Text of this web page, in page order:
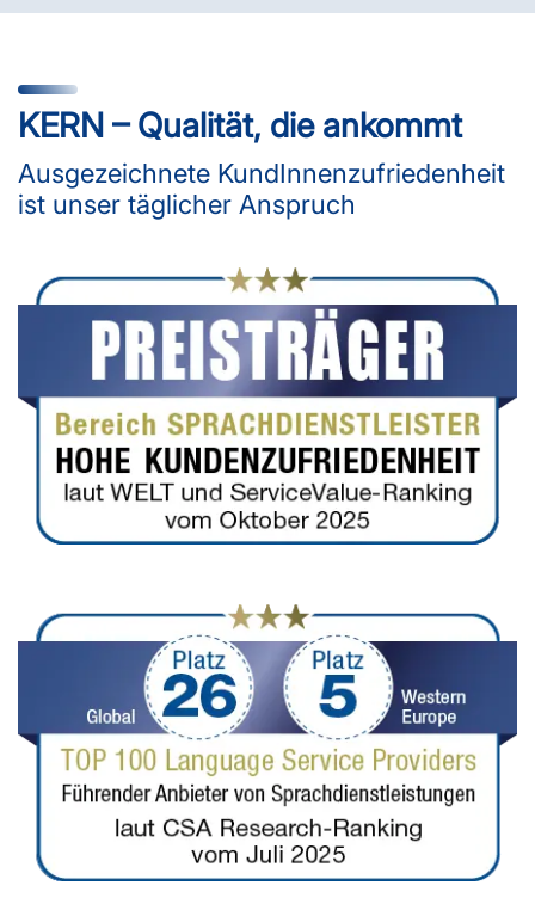
KERN – Qualität, die ankommt
Ausgezeichnete KundInnenzufriedenheit
ist unser täglicher Anspruch